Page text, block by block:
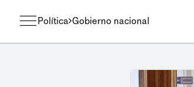
Política Gobierno nacional